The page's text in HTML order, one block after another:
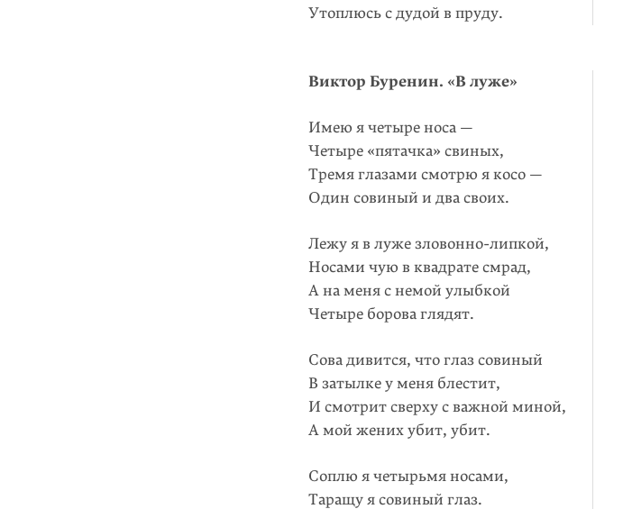
Утоплюсь с дудой в пруду.
Виктор Буренин. «В луже»
Имею я четыре носа —
Четыре «пятачка» свиных,
Тремя глазами смотрю я косо —
Один совиный и два своих.
Лежу я в луже зловонно-липкой,
Носами чую в квадрате смрад,
А на меня с немой улыбкой
Четыре борова глядят.
Сова дивится, что глаз совиный
В затылке у меня блестит,
И смотрит сверху с важной миной,
А мой жених убит, убит.
Соплю я четырьмя носами,
Таращу я совиный глаз.